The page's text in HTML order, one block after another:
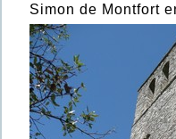
Simon de Montfort